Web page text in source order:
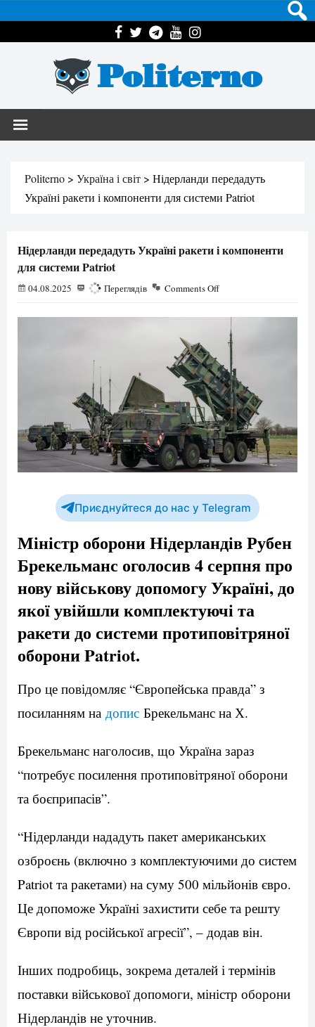
Politerno
Politerno > Україна і світ > Нідерланди передадуть
Україні ракети і компоненти для системи Patriot
Нідерланди передадуть Україні ракети і компоненти
для системи Patriot
04.08.2025 906 Переглядів Comments Off
Приєднуйтеся до нас у Telegram
Міністр оборони Нідерландів Рубен
Брекельманс оголосив 4 серпня про
нову військову допомогу Україні, до
якої увійшли комплектуючі та
ракети до системи протиповітряної
оборони Patriot.
Про це повідомляє “Європейська правда” з
посиланням на допис Брекельманс на Х.
Брекельманс наголосив, що Україна зараз
“потребує посилення протиповітряної оборони
та боєприпасів”.
“Нідерланди нададуть пакет американських
озброєнь (включно з комплектуючими до систем
Patriot та ракетами) на суму 500 мільйонів євро.
Це допоможе Україні захистити себе та решту
Європи від російської агресії”, – додав він.
Інших подробиць, зокрема деталей і термінів
поставки військової допомоги, міністр оборони
Нідерландів не уточнив.